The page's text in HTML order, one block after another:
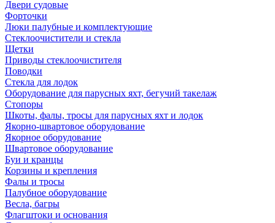
Двери судовые
Форточки
Люки палубные и комплектующие
Стеклоочистители и стекла
Щетки
Приводы стеклоочистителя
Поводки
Стекла для лодок
Оборудование для парусных яхт, бегучий такелаж
Стопоры
Шкоты, фалы, тросы для парусных яхт и лодок
Якорно-швартовое оборудование
Якорное оборудование
Швартовое оборудование
Буи и кранцы
Корзины и крепления
Фалы и тросы
Палубное оборудование
Весла, багры
Флагштоки и основания